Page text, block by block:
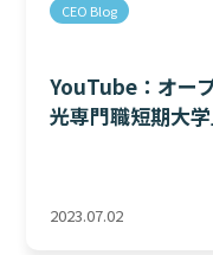
CEO Blog
YouTube：オー
光専門職短期大学
2023.07.02